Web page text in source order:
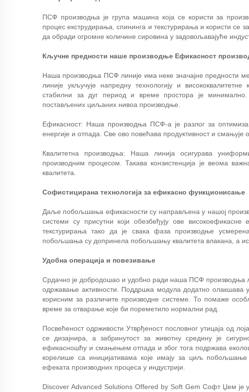
ПСФ производња је група машина која се користи за
процес екструдирања, спининга и текстурирања и користи се
да обради огромне количине сировина у задовољавајуће
Кључне предности наше производње Ефикасност
Наша производња ПСФ линије има неке значајне предности
линије укључује напредну технологију и
стабилни за дуг период и време простора је
постављених циљаних нивоа производње.
Ефикасност: Наша производња ПСФ-а је разлог за
енергије и отпада. Све ово повећава продуктивност и смањује
Квалитетна производња: Наша линија осигурава
производним процесом. Такава конзистенција је веома
квалитета.
Софистицирана технологија за ефикасно функционисање
Даље побољшања ефикасности су направљена у нашој
системи су присутни који обезбеђују ове
текстурирања тако да је свака фаза производње
побољшања су допринела побољшању квалитета влакана, а
Удобна операција и повезивање
Срдачно је добродошао и удобно ради наша ПСФ производња
одржавање активности. Поддршка модула додатно олакшава
корисним за различите производне системе. То помаже
време за отварање које би пореметило нормални рад.
Посвећеност одрживости Утврђеност пословног утицаја од
се дизајнира, а забринутост за животну средину је
ефикасношћу и смањењем отпада и због тога подржава
корелише са иницијативама које имају за циљ побољшање
ефеката производних процеса у индустрији.
Discover Advanced Solutions Offered by Soft Gem Софт Џем је